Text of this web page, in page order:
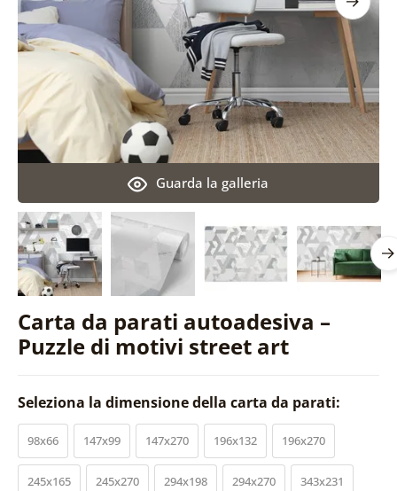
Carta da parati autoadesiva –
Puzzle di motivi street art
Guarda la galleria
Seleziona la dimensione della carta da parati:
98x66 147x99 147x270 196x132 196x270
245x165 245x270 294x198 294x270 343x231